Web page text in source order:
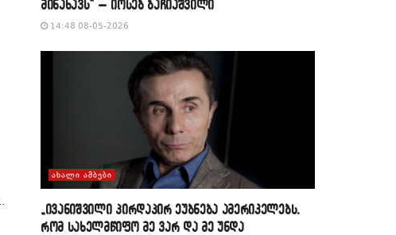
მინახავს” – იოსებ ბაჩიაშვილი
14:48 08-05-2026
ᲐᲮᲐᲚᲘ ᲐᲛᲑᲔᲑᲘ
„ივანიშვილი პირდაპირ ეუბნება ამერიკელებს,
რომ სახელმწიფო მე ვარ და მე უნდა